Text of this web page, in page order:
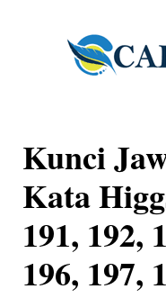
Kunci
Kata
191, 192,
196, 197,